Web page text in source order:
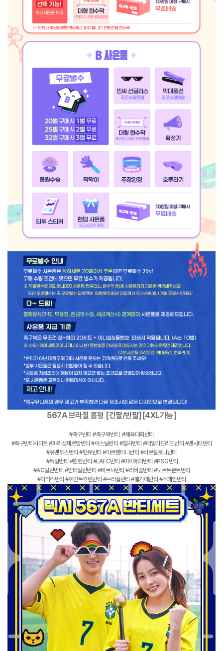
567A 브라질 홈형 [긴팔/반팔][4XL가능]
#축구반티 #축구복반티 #체육대회반티
#축구반티사이트 #파리생제르망반티 #아스날반티 #첼시반티 #레알마드리드반티 #맨시티반티
#유벤투스반티 #맨유반티 #아르헨티나반티 #바로셀로나반티
#독일반티 #뮌헨반티 #LAFC반티 #마이애미반티 #PSG반티
#AC밀란반티 #인터밀란반티 #바르샤반티 #리버풀반티 #도르트문트반티
#아약스반티 #아인트호벤반티 #브라질반티 #벨기에반티 #스페인반티